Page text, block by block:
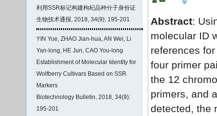
利用SSR标记构建枸杞品种分子身份证
生物技术通报, 2018, 34(9): 195-201
YIN Yue, ZHAO Jian-hua, AN Wei, Li
Yan-long, HE Jun, CAO You-long
Establishment of Molecular Identity for
Wolfberry Cultivars Based on SSR
Markers
Biotechnology Bulletin, 2018, 34(9):
195-201
Abstract:
molecular ID
references
four primer
the 12
primers, and
detected, the